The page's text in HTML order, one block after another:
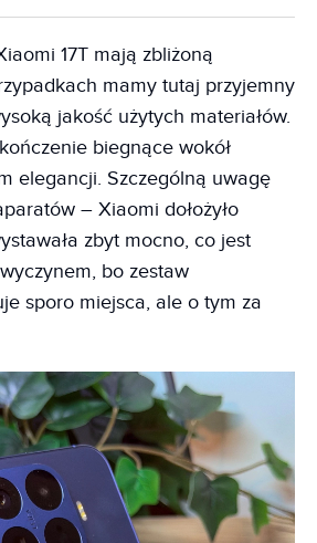
17T mają zbliżoną
mamy tutaj przyjemny
jakość użytych materiałów.
biegnące wokół
elegancji. Szczególną uwagę
– Xiaomi dołożyło
zbyt mocno, co jest
bo zestaw
sporo miejsca, ale o tym za